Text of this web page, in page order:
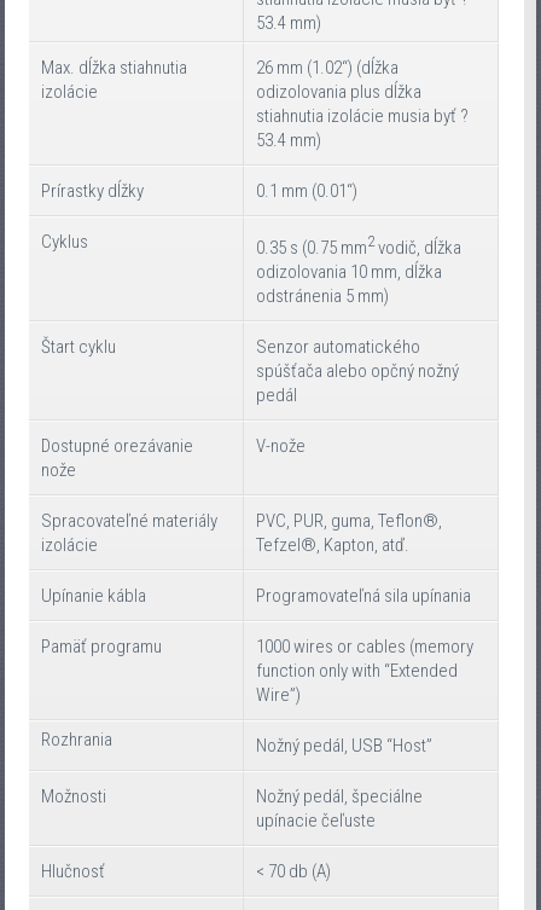
53.4 mm)
Max. dĺžka stiahnutia
izolácie
26 mm (1.02“) (dĺžka
odizolovania plus dĺžka
stiahnutia izolácie musia byť ?
53.4 mm)
Prírastky dĺžky 0.1 mm (0.01“)
Cyklus 0.35 s (0.75 mm2vodič, dĺžka
odizolovania 10 mm, dĺžka
odstránenia 5 mm)
Štart cyklu
Senzor automatického
spúšťača alebo opčný nožný
pedál
Dostupné orezávanie
nože
V-nože
Spracovateľné materiály
izolácie
PVC, PUR, guma, Teflon®,
Tefzel®, Kapton, atď.
Upínanie kábla Programovateľná sila upínania
Pamäť programu
1000 wires or cables (memory
function only with “Extended
Wire”)
Rozhrania Nožný pedál, USB “Host”
Možnosti
Nožný pedál, špeciálne
upínacie čeľuste
Hlučnosť < 70 db (A)